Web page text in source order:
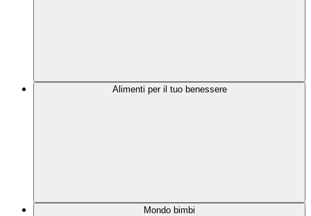
Alimenti per il tuo benessere
Mondo bimbi